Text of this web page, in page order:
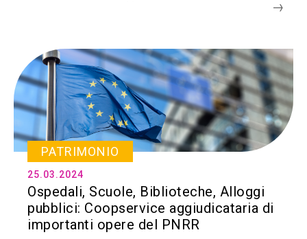
PATRIMONIO
25.03.2024
Ospedali, Scuole, Biblioteche, Alloggi
pubblici: Coopservice aggiudicataria di
importanti opere del PNRR